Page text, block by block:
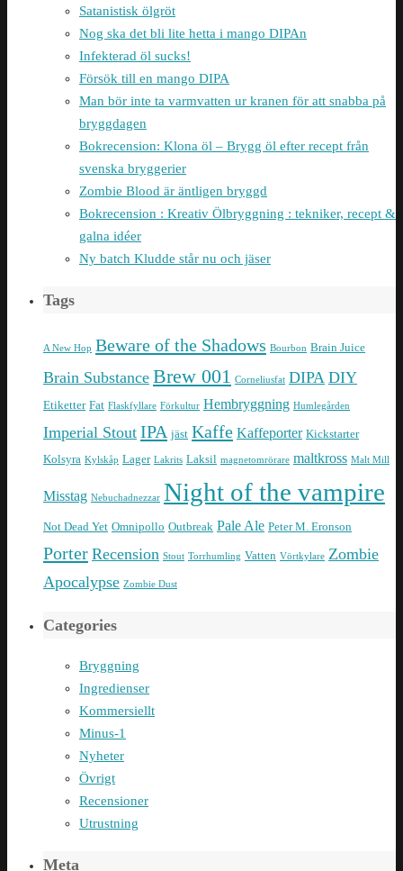
Satanistisk ölgröt
Nog ska det bli lite hetta i mango DIPAn
Infekterad öl sucks!
Försök till en mango DIPA
Man bör inte ta varmvatten ur kranen för att snabba på
bryggdagen
Bokrecension: Klona öl – Brygg öl efter recept från
svenska bryggerier
Zombie Blood är äntligen bryggd
Bokrecension : Kreativ Ölbryggning : tekniker, recept &
galna idéer
Ny batch Kludde står nu och jäser
Tags
A New Hop Beware of the Shadows Bourbon Brain Juice
Brain Substance Brew 001 Corneliusfat DIPA DIY
Etiketter Fat Flaskfyllare Förkultur Hembryggning Humlegården
Imperial Stout IPA jäst Kaffe Kaffeporter Kickstarter
Kolsyra Kylskåp Lager Lakrits Laksil magnetomrörare maltkross Malt Mill
Misstag Nebuchadnezzar Night of the vampire
Not Dead Yet Omnipollo Outbreak Pale Ale Peter M. Eronson
Porter Recension Stout Torrhumling Vatten Vörtkylare Zombie
Apocalypse Zombie Dust
Categories
Bryggning
Ingredienser
Kommersiellt
Minus-1
Nyheter
Övrigt
Recensioner
Utrustning
Meta